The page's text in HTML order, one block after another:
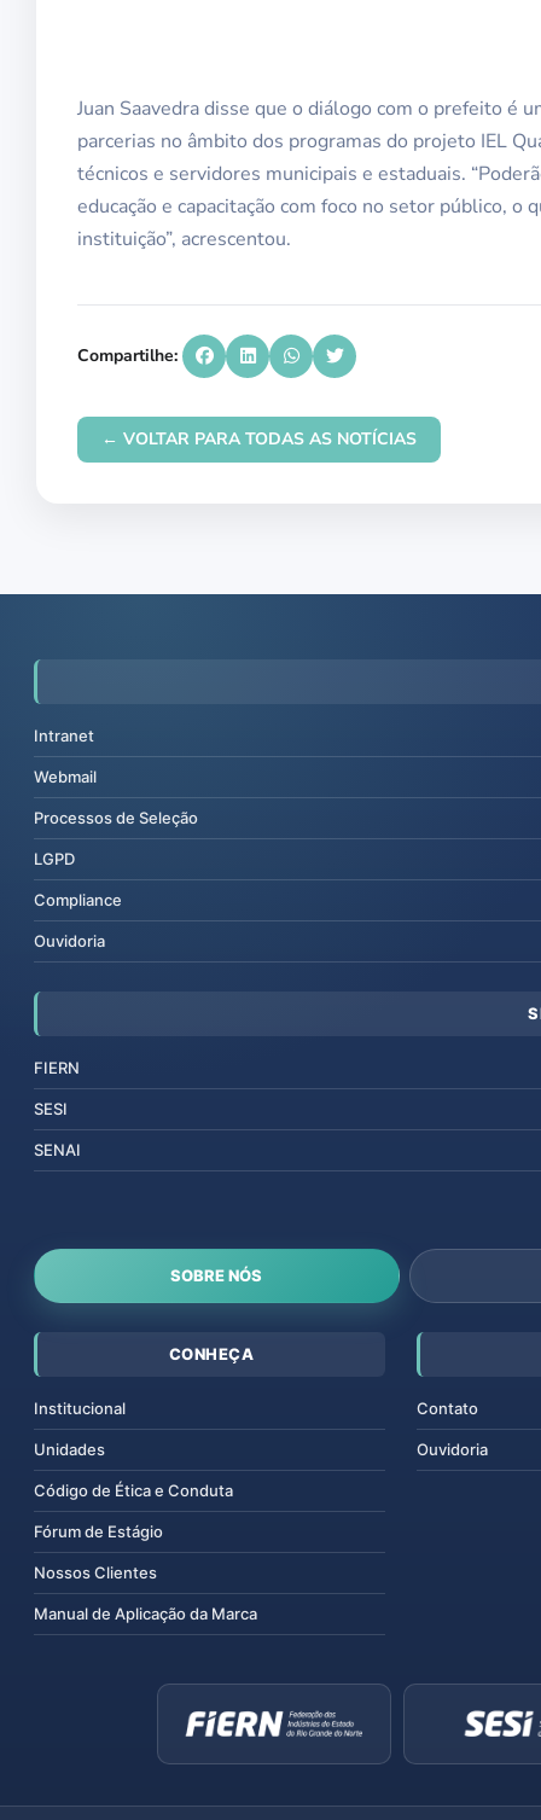
Juan Saavedra disse que o diálogo com o prefeito é
parcerias no âmbito dos programas do projeto IEL
técnicos e servidores municipais e estaduais.
educação e capacitação com foco no setor público, o
instituição”, acrescentou.
Compartilhe:
← VOLTAR PARA TODAS AS NOTÍCIAS
Intranet
Webmail
Processos de Seleção
LGPD
Compliance
Ouvidoria
FIERN
SESI
SENAI
SOBRE NÓS
CONHEÇA
Institucional
Unidades
Código de Ética e Conduta
Fórum de Estágio
Nossos Clientes
Manual de Aplicação da Marca
Contato
Ouvidoria